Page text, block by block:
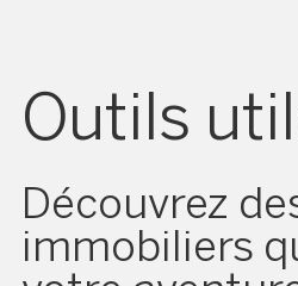
Outils
Découvrez
immobiliers